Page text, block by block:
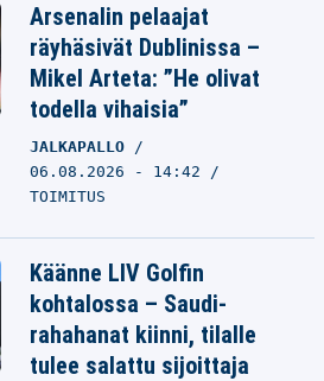
Arsenalin pelaajat
räyhäsivät Dublinissa –
Mikel Arteta: ”He olivat
todella vihaisia”
JALKAPALLO
06.08.2026 - 14:42
TOIMITUS
Käänne LIV Golfin
kohtalossa – Saudi-
rahahanat kiinni, tilalle
tulee salattu sijoittaja